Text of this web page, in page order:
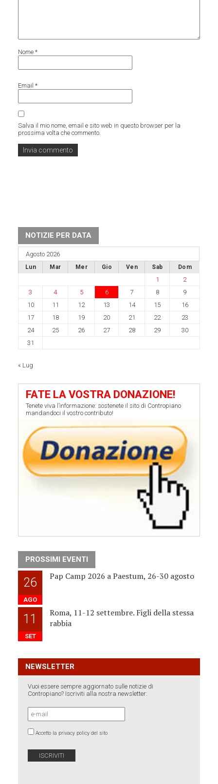
Nome*
Email*
Salva il mio nome, email e sito web in questo browser per la
prossima volta che commento.
NOTIZIE PER DATA
Agosto 2026
Lun Mar Mer Gio Ven Sab Dom
1
2
3
4 5 6 7 8
9
10
11 12 13 14 15
16
17
18 19 20 21 22
23
24
25 26 27 28 29
30
31
« Lug
FATE LA VOSTRA DONAZIONE!
Tenete viva l’informazione: sostenete il sito di Contropiano
mandandoci il vostro contributo!
PROSSIMI EVENTI
26
AGO
Pap Camp 2026 a Paestum, 26-30 agosto
11
SET
Roma, 11-12 settembre. Figli della stessa
rabbia
NEWSLETTER
Vuoi essere sempre aggiornato sulle notizie di
Contropiano? Iscriviti alla nostra newsletter:
Accetto la privacy policy del sito